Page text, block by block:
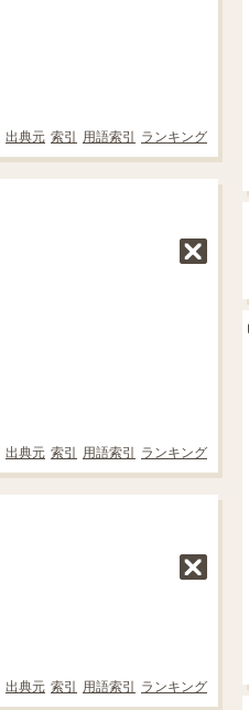
出典元 索引 用語索引 ランキング
出典元 索引 用語索引 ランキング
出典元 索引 用語索引 ランキング